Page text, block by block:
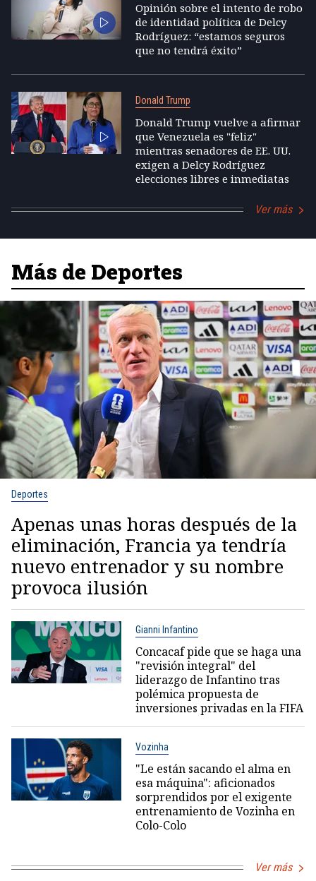
Opinión sobre el intento de robo
de identidad política de Delcy
Rodríguez: “estamos seguros
que no tendrá éxito”
Donald Trump
Donald Trump vuelve a afirmar
que Venezuela es "feliz"
mientras senadores de EE. UU.
exigen a Delcy Rodríguez
elecciones libres e inmediatas
Ver más
Más de Deportes
Deportes
Apenas unas horas después de la
eliminación, Francia ya tendría
nuevo entrenador y su nombre
provoca ilusión
Gianni Infantino
Concacaf pide que se haga una
"revisión integral" del
liderazgo de Infantino tras
polémica propuesta de
inversiones privadas en la FIFA
Vozinha
"Le están sacando el alma en
esa máquina": aficionados
sorprendidos por el exigente
entrenamiento de Vozinha en
Colo-Colo
Ver más